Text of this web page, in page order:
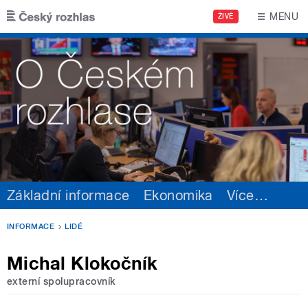
Přejít k hlavnímu obsahu
ŽIVĚ MENU
Základní informace Ekonomika Více…
INFORMACE LIDÉ
Michal Klokočník
externí spolupracovník